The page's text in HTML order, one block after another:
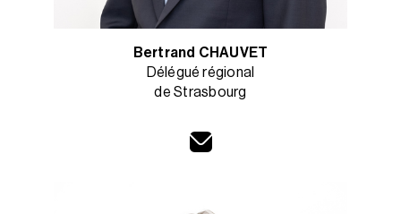
Bertrand CHAUVET
Délégué régional
de Strasbourg